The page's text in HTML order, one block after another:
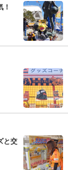
と交